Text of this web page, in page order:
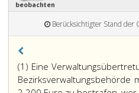
beobachten
Berücksichtigter Stand der
(1) Eine
Bezirksverwaltungsbehörde